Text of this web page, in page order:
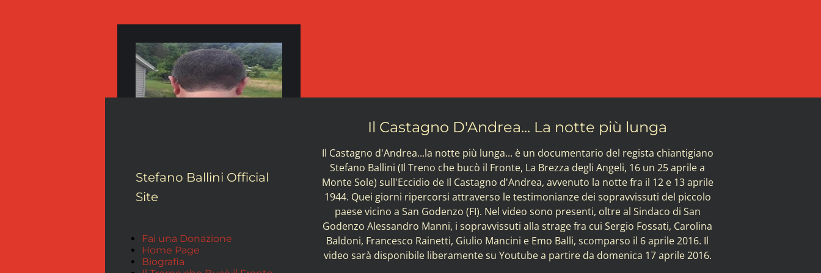
Il Castagno D'Andrea... La notte più lunga
Il Castagno d'Andrea...la notte più lunga... è un documentario del regista chiantigiano
Stefano Ballini (Il Treno che bucò il Fronte, La Brezza degli Angeli, 16 un 25 aprile a
Monte Sole) sull'Eccidio de Il Castagno d'Andrea, avvenuto la notte fra il 12 e 13 aprile
1944. Quei giorni ripercorsi attraverso le testimonianze dei sopravvissuti del piccolo
paese vicino a San Godenzo (FI). Nel video sono presenti, oltre al Sindaco di San
Godenzo Alessandro Manni, i sopravvissuti alla strage fra cui Sergio Fossati, Carolina
Baldoni, Francesco Rainetti, Giulio Mancini e Emo Balli, scomparso il 6 aprile 2016. Il
video sarà disponibile liberamente su Youtube a partire da domenica 17 aprile 2016.
Stefano Ballini Official
Site
Fai una Donazione
Home Page
Biografia